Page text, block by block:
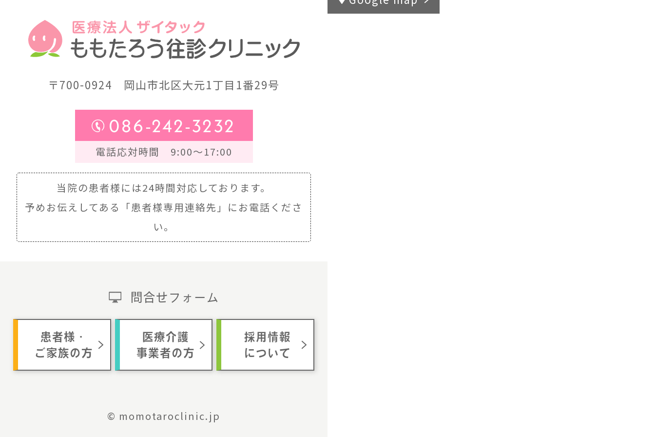
〒700-0924 岡山市北区大元1丁目1番29号
086-242-3232
電話応対時間 9:00～17:00
当院の患者様には24時間対応しております。
予めお伝えしてある
「患者様専用連絡先」にお電話くださ
い。
問合せフォーム
患者様・
ご家族の方
医療介護
事業者の方
採用情報
について
© momotaroclinic.jp